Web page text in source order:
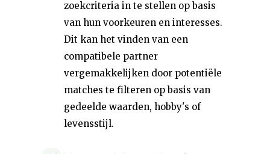
zoekcriteria in te stellen op basis
van hun voorkeuren en interesses.
Dit kan het vinden van een
compatibele partner
vergemakkelijken door potentiële
matches te filteren op basis van
gedeelde waarden, hobby's of
levensstijl.